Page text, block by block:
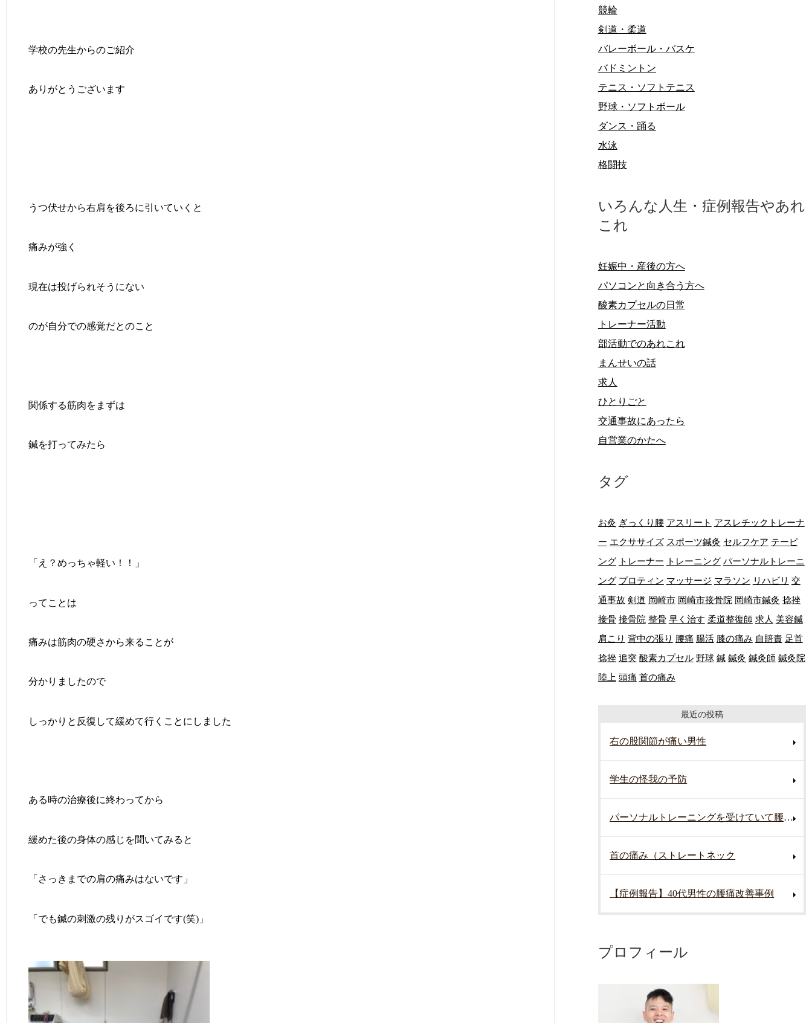
学校の先生からのご紹介
ありがとうございます
うつ伏せから右肩を後ろに引いていくと
痛みが強く
現在は投げられそうにない
のが自分での感覚だとのこと
関係する筋肉をまずは
鍼を打ってみたら
「え？めっちゃ軽い！！」
ってことは
痛みは筋肉の硬さから来ることが
分かりましたので
しっかりと反復して緩めて行くことにしました
ある時の治療後に終わってから
緩めた後の身体の感じを聞いてみると
「さっきまでの肩の痛みはないです」
「でも鍼の刺激の残りがスゴイです(笑)」
競輪
剣道・柔道
バレーボール・バスケ
バドミントン
テニス・ソフトテニス
野球・ソフトボール
ダンス・踊る
水泳
格闘技
いろんな人生・症例報告やあれ
これ
妊娠中・産後の方へ
パソコンと向き合う方へ
酸素カプセルの日常
トレーナー活動
部活動でのあれこれ
まんせいの話
求人
ひとりごと
交通事故にあったら
自営業のかたへ
タグ
お灸 ぎっくり腰 アスリート アスレチックトレーナ
ー エクササイズ スポーツ鍼灸 セルフケア テーピ
ング トレーナー トレーニング パーソナルトレーニ
ング プロティン マッサージ マラソン リハビリ 交
通事故 剣道 岡崎市 岡崎市接骨院 岡崎市鍼灸 捻挫
接骨 接骨院 整骨 早く治す 柔道整復師 求人 美容鍼
肩こり 背中の張り 腰痛 腸活 膝の痛み 自賠責 足首
捻挫 追突 酸素カプセル 野球 鍼 鍼灸 鍼灸師 鍼灸院
陸上 頭痛 首の痛み
最近の投稿
右の股関節が痛い男性
学生の怪我の予防
パーソナルトレーニングを受けていて腰を痛めた
首の痛み（ストレートネック
【症例報告】40代男性の腰痛改善事例
プロフィール